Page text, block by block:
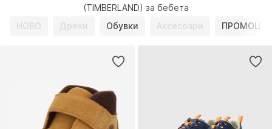
(TIMBERLAND) за бебета
НОВО
Дрехи Обувки Аксесоари